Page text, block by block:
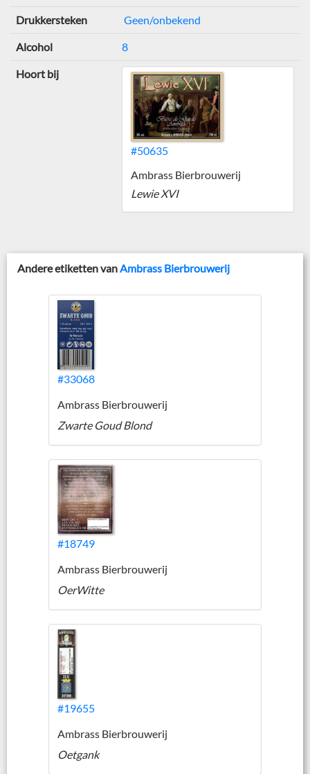
Drukkersteken Geen/onbekend
Alcohol 8
Hoort bij
#50635
Ambrass Bierbrouwerij
Lewie XVI
Andere etiketten van Ambrass Bierbrouwerij
#33068
Ambrass Bierbrouwerij
Zwarte Goud Blond
#18749
Ambrass Bierbrouwerij
OerWitte
#19655
Ambrass Bierbrouwerij
Oetgank